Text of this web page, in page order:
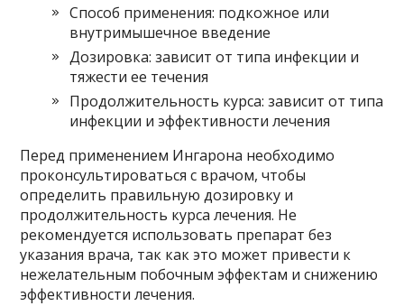
Способ применения: подкожное или
внутримышечное введение
Дозировка: зависит от типа инфекции и
тяжести ее течения
Продолжительность курса: зависит от типа
инфекции и эффективности лечения
Перед применением Ингарона необходимо
проконсультироваться с врачом, чтобы
определить правильную дозировку и
продолжительность курса лечения. Не
рекомендуется использовать препарат без
указания врача, так как это может привести к
нежелательным побочным эффектам и снижению
эффективности лечения.